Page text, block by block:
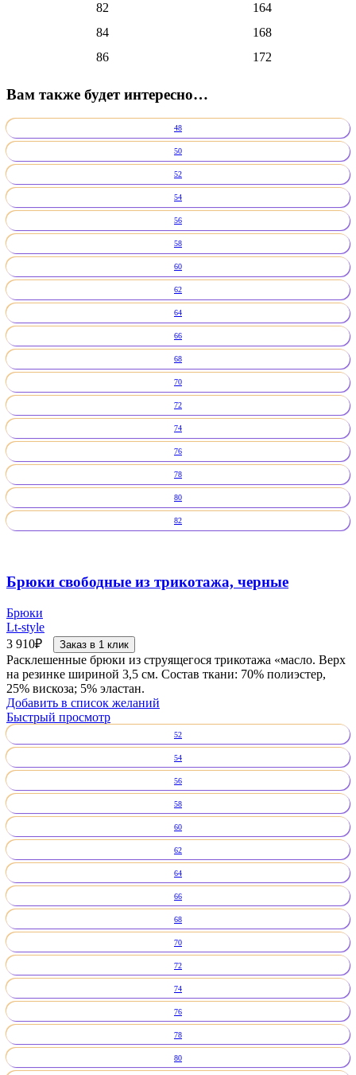
82
164
84
168
86
172
Вам также будет интересно…
48
50
52
54
56
58
60
62
64
66
68
70
72
74
76
78
80
82
Брюки свободные из трикотажа, черные
Брюки
Lt-style
3 910₽ Заказ в 1 клик
Расклешенные брюки из струящегося трикотажа «масло. Верх
на резинке шириной 3,5 см. Состав ткани: 70% полиэстер,
25% вискоза; 5% эластан.
Добавить в список желаний
Быстрый просмотр
52
54
56
58
60
62
64
66
68
70
72
74
76
78
80